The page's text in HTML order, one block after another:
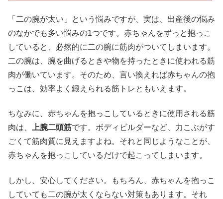
「二の腕が太い」という悩みですが、実は、出産後の悩み
のなかでも多い悩みの1つです。赤ちゃんをずっと抱っこ
していると、必然的に二の腕に筋肉がついてしまいます。
二の腕は、腕を曲げるときや物を持ったときに使われる筋
肉が働いています。そのため、言い換えれば赤ちゃんの抱
っこは、効率よく鍛えられる筋トレともいえます。
ちなみに、赤ちゃんを抱っこしているときに使用される筋
肉は、
上腕二頭筋です。ボディビルダーなど、力こぶがす
ごくて筋肉質に見えますよね。それと同じようなことが、
赤ちゃんを抱っこしているだけで起こってしまいます。
しかし、安心してください。もちろん、赤ちゃんを抱っこ
していても二の腕が太くならない対策もあります。それ